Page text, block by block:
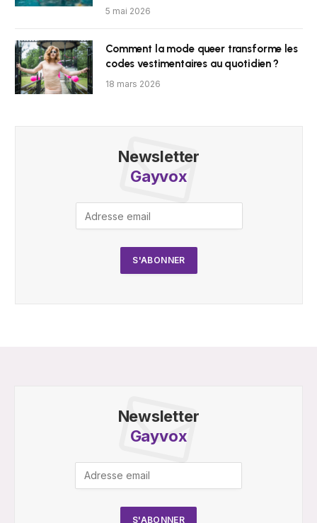
5 mai 2026
Comment la mode queer transforme les
codes vestimentaires au quotidien ?
18 mars 2026
Newsletter
Gayvox
Newsletter
Gayvox